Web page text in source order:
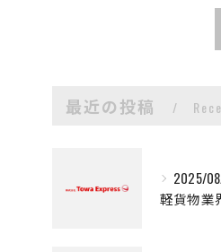
最近の投稿
2025/